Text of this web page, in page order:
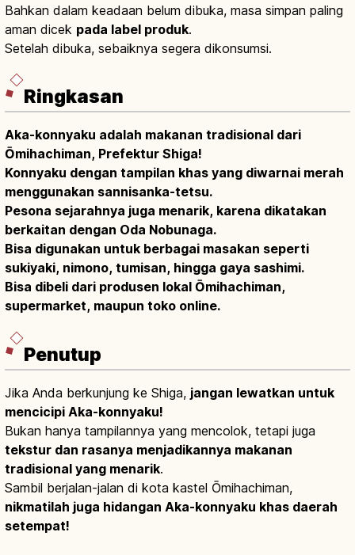
Bahkan dalam keadaan belum dibuka, masa simpan paling
aman dicek pada label produk.
Setelah dibuka, sebaiknya segera dikonsumsi.
Ringkasan
Aka-konnyaku adalah makanan tradisional dari
Ōmihachiman, Prefektur Shiga!
Konnyaku dengan tampilan khas yang diwarnai merah
menggunakan sannisanka-tetsu.
Pesona sejarahnya juga menarik, karena dikatakan
berkaitan dengan Oda Nobunaga.
Bisa digunakan untuk berbagai masakan seperti
sukiyaki, nimono, tumisan, hingga gaya sashimi.
Bisa dibeli dari produsen lokal Ōmihachiman,
supermarket, maupun toko online.
Penutup
Jika Anda berkunjung ke Shiga, jangan lewatkan untuk
mencicipi Aka-konnyaku!
Bukan hanya tampilannya yang mencolok, tetapi juga
tekstur dan rasanya menjadikannya makanan
tradisional yang menarik.
Sambil berjalan-jalan di kota kastel Ōmihachiman,
nikmatilah juga hidangan Aka-konnyaku khas daerah
setempat!